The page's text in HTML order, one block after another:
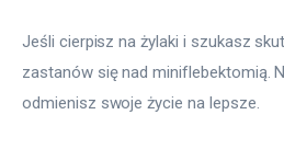
Jeśli cierpisz na żylaki i szukasz
zastanów się nad miniflebektomią.
odmienisz swoje życie na lepsze.